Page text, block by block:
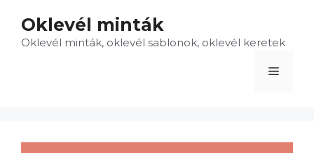
tartalomba
Oklevél minták
Oklevél minták, oklevél sablonok, oklevél keretek
Menü